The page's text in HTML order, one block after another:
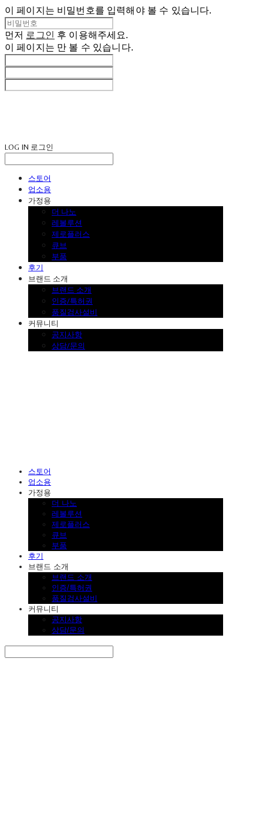
이 페이지는 비밀번호를 입력해야 볼 수 있습니다.
먼저 로그인 후 이용해주세요.
이 페이지는 만 볼 수 있습니다.
LOG IN 로그인
스토어
업소용
가정용
더 나노
레볼루션
제로플러스
큐브
부품
후기
브랜드 소개
브랜드 소개
인증/특허권
품질검사설비
커뮤니티
공지사항
상담/문의
스토어
업소용
가정용
더 나노
레볼루션
제로플러스
큐브
부품
후기
브랜드 소개
브랜드 소개
인증/특허권
품질검사설비
커뮤니티
공지사항
상담/문의